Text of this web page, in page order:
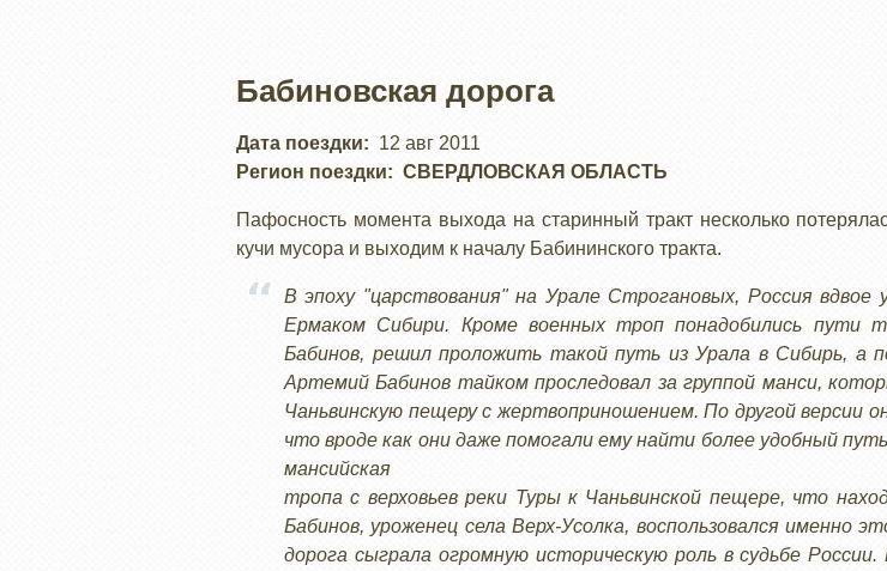
Бабиновская дорога
Дата поездки
12 авг 2011
Регион поездки
СВЕРДЛОВСКАЯ ОБЛАСТЬ
Пафосность момента выхода на старинный тракт несколько
кучи мусора и выходим к началу Бабининского тракта.
В эпоху "царствования" на Урале Строгановых, Россия вдвое
Ермаком Сибири. Кроме военных троп понадобились пути
Бабинов, решил проложить такой путь из Урала в Сибирь, а
Артемий Бабинов тайком проследовал за группой манси,
Чаньвинскую пещеру с жертвоприношением. По другой версии
что вроде как они даже помогали ему найти более удобный
мансийская
тропа с верховьев реки Туры к Чаньвинской пещере, что
Бабинов, уроженец села Верх-Усолка, воспользовался именно
дорога сыграла огромную историческую роль в судьбе